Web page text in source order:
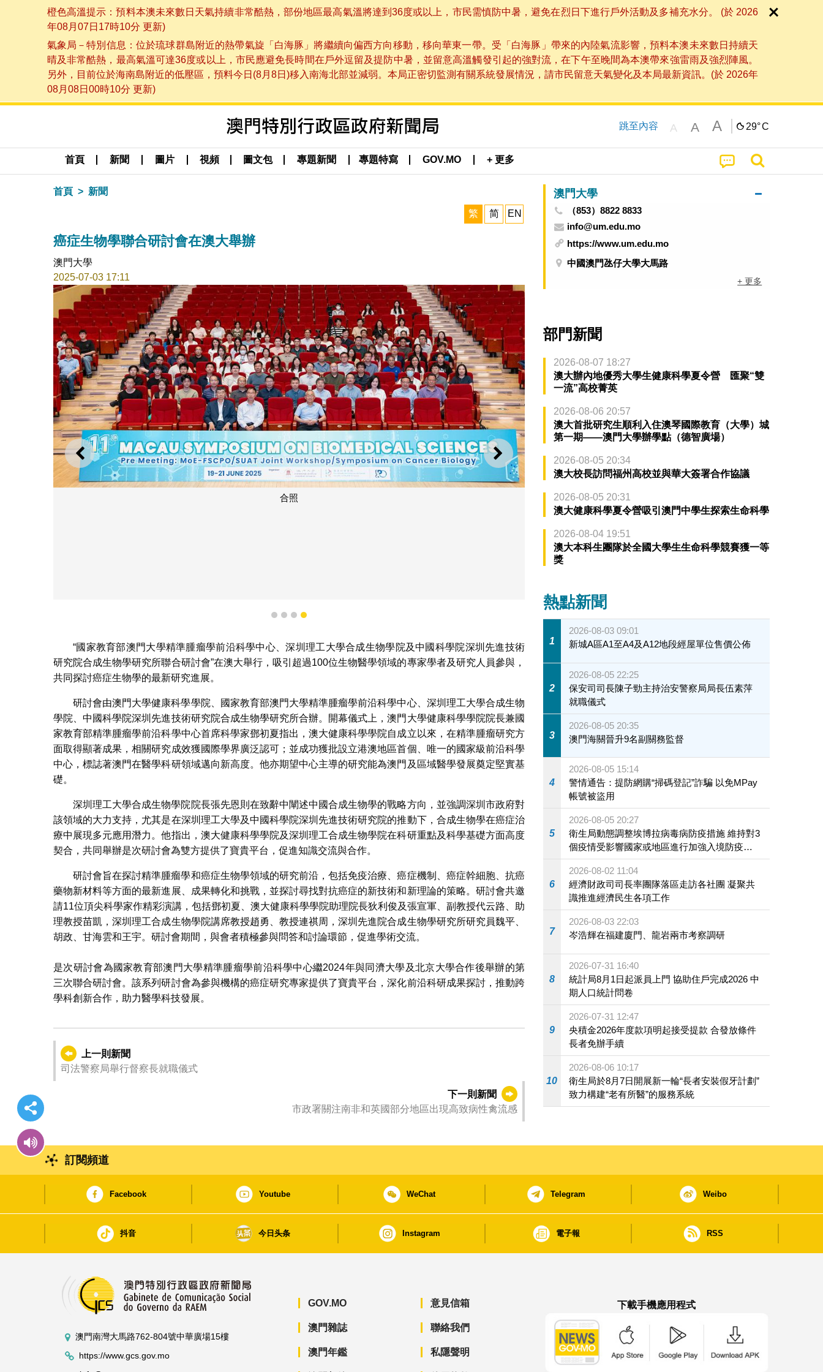
橙色高溫提示：預料本澳未來數日天氣持續非常酷熱，部份地區最高氣溫將達到36度或以上，市民需慎防中暑，避免在烈日下進行戶外活動及多補充水分。 (於 2026
年08月07日17時10分 更新)
氣象局－特別信息：位於琉球群島附近的熱帶氣旋「白海豚」將繼續向偏西方向移動，移向華東一帶。受「白海豚」帶來的內陸氣流影響，預料本澳未來數日持續天
晴及非常酷熱，最高氣溫可達36度或以上，市民應避免長時間在戶外逗留及提防中暑，並留意高溫觸發引起的強對流，在下午至晚間為本澳帶來強雷雨及強烈陣風。
另外，目前位於海南島附近的低壓區，預料今日(8月8日)移入南海北部並減弱。本局正密切監測有關系統發展情況，請市民留意天氣變化及本局最新資訊。(於 2026年
08月08日00時10分 更新)
跳至內容 A A A 29°C
首頁 新聞 圖片 視頻 圖文包 專題新聞 專題特寫 GOV.MO + 更多
首頁 新聞
繁 简 EN
癌症生物學聯合研討會在澳大舉辦
澳門大學
2025-07-03 17:11
上一則 下一則
合照
1 2 3 4
“國家教育部澳門大學精準腫瘤學前沿科學中心、深圳理工大學合成生物學院及中國科學院深圳先進技術
研究院合成生物學研究所聯合研討會”在澳大舉行，吸引超過100位生物醫學領域的專家學者及研究人員參與，
共同探討癌症生物學的最新研究進展。
研討會由澳門大學健康科學學院、國家教育部澳門大學精準腫瘤學前沿科學中心、深圳理工大學合成生物
學院、中國科學院深圳先進技術研究院合成生物學研究所合辦。開幕儀式上，澳門大學健康科學學院院長兼國
家教育部精準腫瘤學前沿科學中心首席科學家鄧初夏指出，澳大健康科學學院自成立以來，在精準腫瘤研究方
面取得顯著成果，相關研究成效獲國際學界廣泛認可；並成功獲批設立港澳地區首個、唯一的國家級前沿科學
中心，標誌著澳門在醫學科研領域邁向新高度。他亦期望中心主導的研究能為澳門及區域醫學發展奠定堅實基
礎。
深圳理工大學合成生物學院院長張先恩則在致辭中闡述中國合成生物學的戰略方向，並強調深圳市政府對
該領域的大力支持，尤其是在深圳理工大學及中國科學院深圳先進技術研究院的推動下，合成生物學在癌症治
療中展現多元應用潛力。他指出，澳大健康科學學院及深圳理工合成生物學院在科研重點及科學基礎方面高度
契合，共同舉辦是次研討會為雙方提供了寶貴平台，促進知識交流與合作。
研討會旨在探討精準腫瘤學和癌症生物學領域的研究前沿，包括免疫治療、癌症機制、癌症幹細胞、抗癌
藥物新材料等方面的最新進展、成果轉化和挑戰，並探討尋找對抗癌症的新技術和新理論的策略。研討會共邀
請11位頂尖科學家作精彩演講，包括鄧初夏、澳大健康科學學院助理院長狄利俊及張宣軍、副教授代云路、助
理教授苗凱，深圳理工合成生物學院講席教授趙勇、教授連祺周，深圳先進院合成生物學研究所研究員魏平、
胡政、甘海雲和王宇。研討會期間，與會者積極參與問答和討論環節，促進學術交流。
是次研討會為國家教育部澳門大學精準腫瘤學前沿科學中心繼2024年與同濟大學及北京大學合作後舉辦的第
三次聯合研討會。該系列研討會為參與機構的癌症研究專家提供了寶貴平台，深化前沿科研成果探討，推動跨
學科創新合作，助力醫學科技發展。
上一則新聞
司法警察局舉行督察長就職儀式
下一則新聞
市政署關注南非和英國部分地區出現高致病性禽流感
澳門大學
（853）8822 8833
info@um.edu.mo
https://www.um.edu.mo
中國澳門氹仔大學大馬路
+ 更多
部門新聞
2026-08-07 18:27
澳大辦內地優秀大學生健康科學夏令營 匯聚“雙
一流”高校菁英
2026-08-06 20:57
澳大首批研究生順利入住澳琴國際教育（大學）城
第一期——澳門大學辦學點（德智廣場）
2026-08-05 20:34
澳大校長訪問福州高校並與華大簽署合作協議
2026-08-05 20:31
澳大健康科學夏令營吸引澳門中學生探索生命科學
2026-08-04 19:51
澳大本科生團隊於全國大學生生命科學競賽獲一等
獎
熱點新聞
1
2026-08-03 09:01
新城A區A1至A4及A12地段經屋單位售價公佈
2
2026-08-05 22:25
保安司司長陳子勁主持治安警察局局長伍素萍
就職儀式
3
2026-08-05 20:35
澳門海關晉升9名副關務監督
4
2026-08-05 15:14
警情通告：提防網購“掃碼登記”詐騙 以免MPay
帳號被盜用
5
2026-08-05 20:27
衛生局動態調整埃博拉病毒病防疫措施 維持對3
個疫情受影響國家或地區進行加強入境防疫措
施
6
2026-08-02 11:04
經濟財政司司長率團隊落區走訪各社團 凝聚共
識推進經濟民生各項工作
7
2026-08-03 22:03
岑浩輝在福建廈門、龍岩兩市考察調研
8
2026-07-31 16:40
統計局8月1日起派員上門 協助住戶完成2026 中
期人口統計問卷
9
2026-07-31 12:47
央積金2026年度款項明起接受提款 合發放條件
長者免辦手續
10
2026-08-06 10:17
衛生局於8月7日開展新一輪“長者安裝假牙計劃”
致力構建“老有所醫”的服務系統
訂閱頻道
Facebook Youtube WeChat Telegram Weibo
抖音 今日头条 Instagram 電子報 RSS
澳門南灣大馬路762-804號中華廣場15樓
https://www.gcs.gov.mo
GOV.MO
澳門雜誌
澳門年鑑
意見信箱
聯絡我們
私隱聲明
下載手機應用程式